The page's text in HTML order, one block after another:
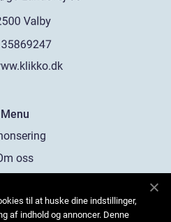
Menu
oss
oss
til at huske dine indstillinger,
af indhold og annoncer. Denne